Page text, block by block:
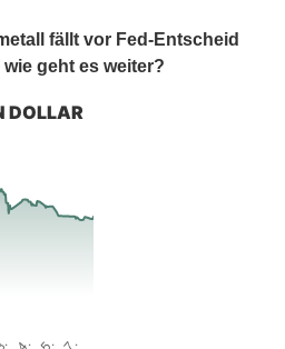
fällt vor Fed-Entscheid
geht es weiter?
DOLLAR